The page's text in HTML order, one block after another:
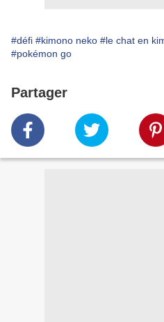
#défi #kimono neko #le chat en
#pokémon go
Partager